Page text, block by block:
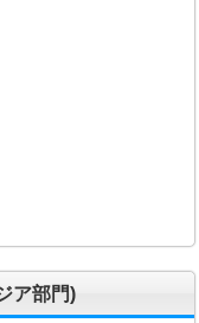
ア部門)